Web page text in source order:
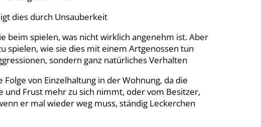
dies durch Unsauberkeit
beim spielen, was nicht wirklich angenehm ist. Aber
spielen, wie sie dies mit einem Artgenossen tun
sondern ganz natürliches Verhalten
von Einzelhaltung in der Wohnung, da die
und Frust mehr zu sich nimmt, oder vom Besitzer,
er mal wieder weg muss, ständig Leckerchen